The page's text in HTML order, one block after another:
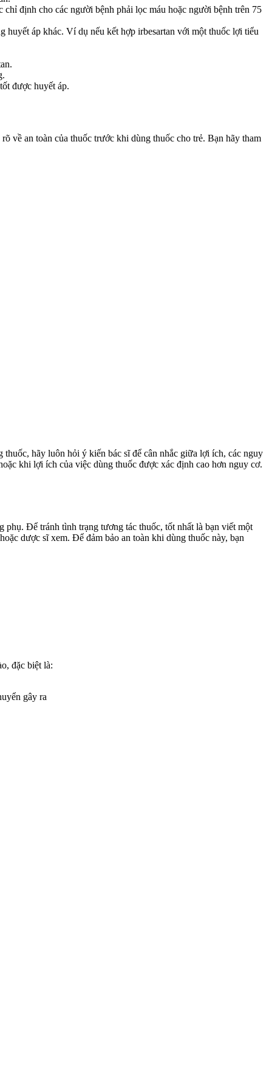
định cho các người bệnh phải lọc máu hoặc người bệnh trên 75
huyết áp khác. Ví dụ nếu kết hợp irbesartan với một thuốc lợi tiểu
được huyết áp.
về an toàn của thuốc trước khi dùng thuốc cho trẻ. Bạn hãy tham
hãy luôn hỏi ý kiến bác sĩ để cân nhắc giữa lợi ích, các nguy
khi lợi ích của việc dùng thuốc được xác định cao hơn nguy cơ.
phụ. Để tránh tình trạng tương tác thuốc, tốt nhất là bạn viết một
dược sĩ xem. Để đảm bảo an toàn khi dùng thuốc này, bạn
đặc biệt là:
gây ra